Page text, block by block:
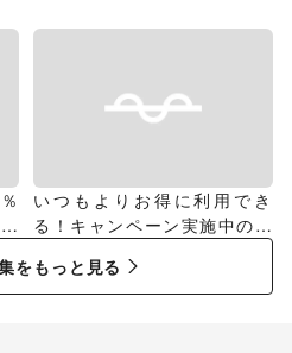
いつもよりお得に利用でき
る！キャンペーン実施中のス
をもっと見る